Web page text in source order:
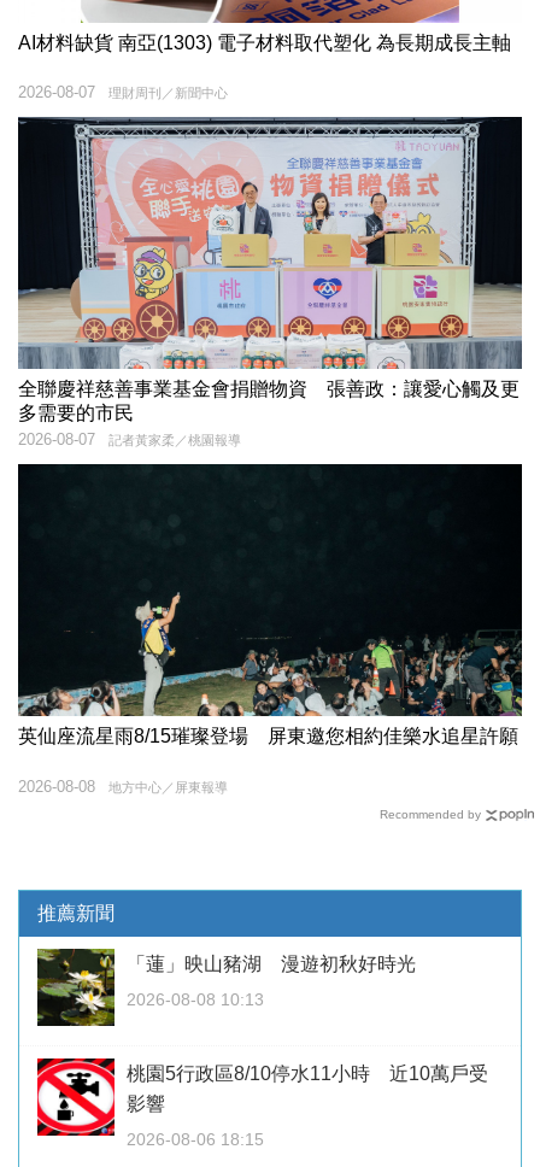
AI材料缺貨 南亞(1303) 電子材料取代塑化 為長期成長主軸
理財周刊／新聞中心
2026-08-07
全聯慶祥慈善事業基金會捐贈物資 張善政：讓愛心觸及更
多需要的市民
記者黃家柔／桃園報導
2026-08-07
英仙座流星雨8/15璀璨登場 屏東邀您相約佳樂水追星許願
地方中心／屏東報導
2026-08-08
Recommended by
推薦新聞
「蓮」映山豬湖 漫遊初秋好時光
2026-08-08 10:13
桃園5行政區8/10停水11小時 近10萬戶受
影響
2026-08-06 18:15